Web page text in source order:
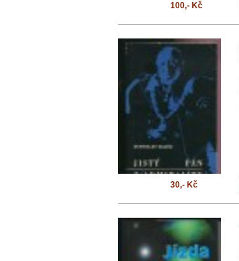
100,- Kč
30,- Kč